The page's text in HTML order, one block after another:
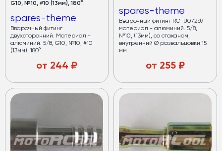
G10, №10, #10 (13мм), 180°.
spares-theme
Вварочный фитинг
двухсторонний. Материал -
алюминий. 5/8, G10, №10, #10
(13мм), 180°.
от 244 ₽
spares-theme
Вварочный фитинг RC-U07269
материал - алюминий. 5/8,
№10, (13мм), со стаканом,
внутренний Ø развальцовки 15
мм.
от 255 ₽